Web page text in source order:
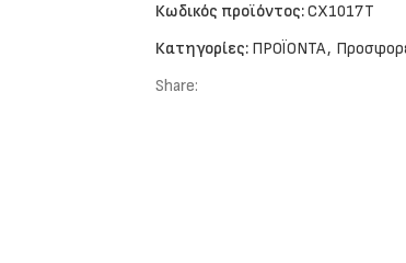
Κωδικός προϊόντος:CX1017T
Κατηγορίες: ΠΡΟΪΟΝΤΑ,
Share: